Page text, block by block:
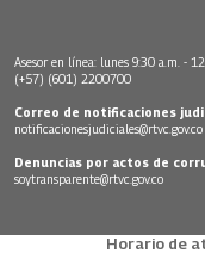
Asesor en línea: lunes 9:30 a.m. -
(+57) (601) 2200700
Correo de notificaciones
notificacionesjudiciales@rtvc.gov.co
Denuncias por actos de
soytransparente@rtvc.gov.co
Horario de